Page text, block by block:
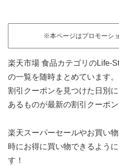
※本ページはプロモーシ
楽天市場 食品カテゴリのLife-
の一覧を随時まとめています。
割引クーポンを見つけた日別
あるものが最新の割引クーポン
楽天スーパーセールやお買い
時にお得に買い物できるよう
す！